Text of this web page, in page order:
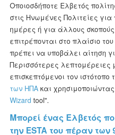
Οποιοσδήποτε Ελβετός
στις Ηνωμένες Πολιτείες
ημέρες ή για άλλους
επιτρέπονται στο πλαίσιο
πρέπει να υποβάλει αίτηση
Περισσότερες λεπτομέρειες
επισκεπτόμενοι τον ιστότοπο
των ΗΠΑ και
Wizard tool".
Μπορεί ένας Ελβετός
την ESTA του πέραν των